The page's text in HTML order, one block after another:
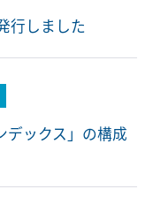
行しました
デックス」の構成